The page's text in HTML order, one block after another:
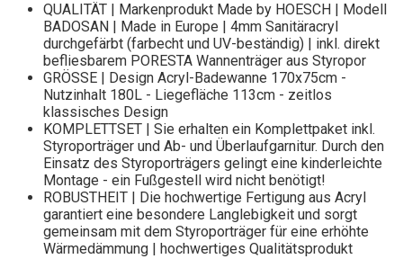
QUALITÄT | Markenprodukt Made by HOESCH | Modell
BADOSAN | Made in Europe | 4mm Sanitäracryl
durchgefärbt (farbecht und UV-beständig) | inkl. direkt
befliesbarem PORESTA Wannenträger aus Styropor
GRÖSSE | Design Acryl-Badewanne 170x75cm -
Nutzinhalt 180L - Liegefläche 113cm - zeitlos
klassisches Design
KOMPLETTSET | Sie erhalten ein Komplettpaket inkl.
Styroporträger und Ab- und Überlaufgarnitur. Durch den
Einsatz des Styroporträgers gelingt eine kinderleichte
Montage - ein Fußgestell wird nicht benötigt!
ROBUSTHEIT | Die hochwertige Fertigung aus Acryl
garantiert eine besondere Langlebigkeit und sorgt
gemeinsam mit dem Styroporträger für eine erhöhte
Wärmedämmung | hochwertiges Qualitätsprodukt